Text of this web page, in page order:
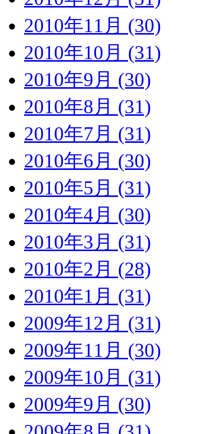
2010年11月 (30)
2010年10月 (31)
2010年9月 (30)
2010年8月 (31)
2010年7月 (31)
2010年6月 (30)
2010年5月 (31)
2010年4月 (30)
2010年3月 (31)
2010年2月 (28)
2010年1月 (31)
2009年12月 (31)
2009年11月 (30)
2009年10月 (31)
2009年9月 (30)